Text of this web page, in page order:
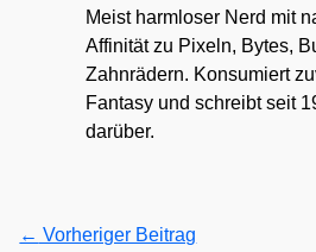
Meist harmloser Nerd mit
Affinität zu Pixeln, Bytes,
Zahnrädern. Konsumiert
Fantasy und schreibt seit
darüber.
← Vorheriger Beitrag